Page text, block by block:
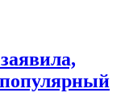
популярный